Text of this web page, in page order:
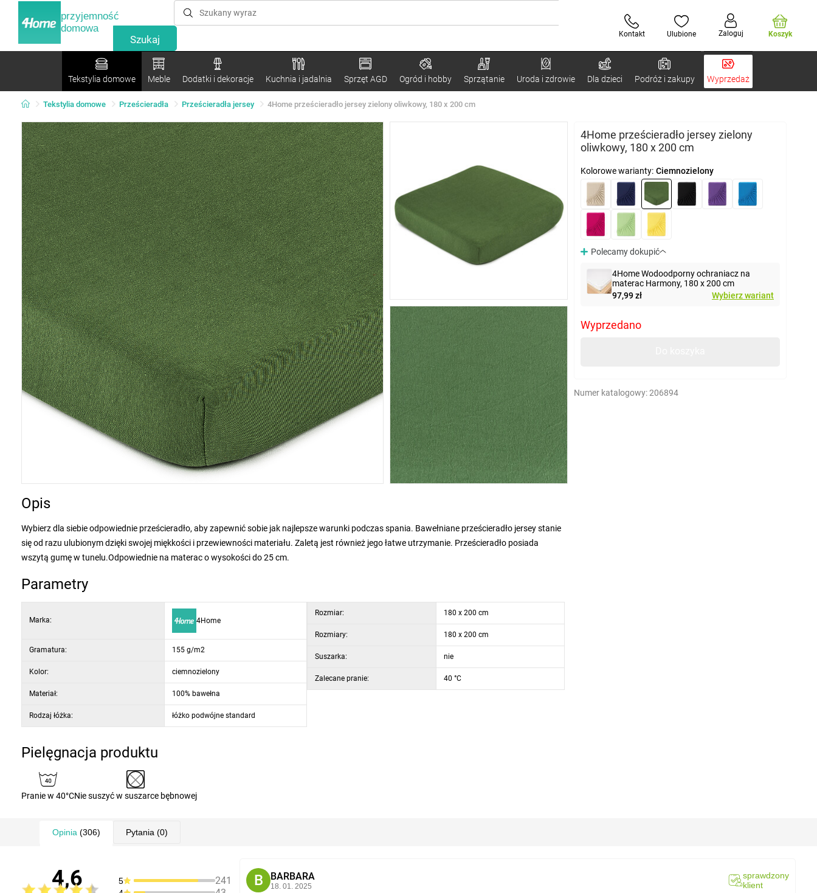
przyjemność
domowa
Kontakt Ulubione Zaloguj Koszyk
Tekstylia domowe Meble Dodatki i dekoracje Kuchnia i jadalnia Sprzęt AGD Ogród i hobby Sprzątanie Uroda i zdrowie Dla dzieci Podróż i zakupy Wyprzedaż
Tekstylia domowe Prześcieradła Prześcieradła jersey 4Home prześcieradło jersey zielony oliwkowy, 180 x 200 cm
4Home prześcieradło jersey zielony
oliwkowy, 180 x 200 cm
Kolorowe warianty: Ciemnozielony
Polecamy dokupić
4Home Wodoodporny ochraniacz na
materac Harmony, 180 x 200 cm
97,99 zł
Wybierz wariant
Wyprzedano
Numer katalogowy:206894
Opis
Wybierz dla siebie odpowiednie prześcieradło, aby zapewnić sobie jak najlepsze warunki podczas spania. Bawełniane prześcieradło jersey stanie
się od razu ulubionym dzięki swojej miękkości i przewiewności materiału. Zaletą jest również jego łatwe utrzymanie. Prześcieradło posiada
wszytą gumę w tunelu.Odpowiednie na materac o wysokości do 25 cm.
Parametry
Marka: 4Home
Gramatura: 155 g/m2
Kolor: ciemnozielony
Materiał: 100% bawełna
Rodzaj łóżka: łóżko podwójne standard
Rozmiar: 180 x 200 cm
Rozmiary: 180 x 200 cm
Suszarka: nie
Zalecane pranie: 40 °C
Pielęgnacja produktu
Pranie w 40°CNie suszyć w suszarce bębnowej
Opinia (306) Pytania (0)
4,6 5 241 B BARBARA
18. 01. 2025
sprawdzony
klient